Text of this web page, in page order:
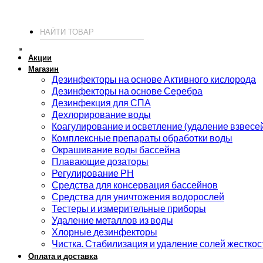
Акции
Магазин
Дезинфекторы на основе Активного кислорода
Дезинфекторы на основе Серебра
Дезинфекция для СПА
Дехлорирование воды
Коагулирование и осветление (удаление
Комплексные препараты обработки воды
Окрашивание воды бассейна
Плавающие дозаторы
Регулирование РН
Средства для консервация бассейнов
Средства для уничтожения водорослей
Тестеры и измерительные приборы
Удаление металлов из воды
Хлорные дезинфекторы
Чистка. Стабилизация и удаление солей
Оплата и доставка